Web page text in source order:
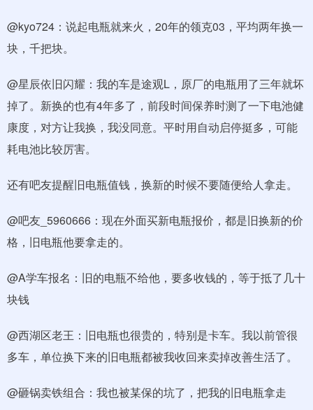
@kyo724：说起电瓶就来火，20年的领克03，平均两年换一
块，千把块。
@星辰依旧闪耀：我的车是途观L，原厂的电瓶用了三年就坏
掉了。新换的也有4年多了，前段时间保养时测了一下电池健
康度，对方让我换，我没同意。平时用自动启停挺多，可能
耗电池比较厉害。
还有吧友提醒旧电瓶值钱，换新的时候不要随便给人拿走。
@吧友_5960666：现在外面买新电瓶报价，都是旧换新的价
格，旧电瓶他要拿走的。
@A学车报名：旧的电瓶不给他，要多收钱的，等于抵了几十
块钱
@西湖区老王：旧电瓶也很贵的，特别是卡车。我以前管很
多车，单位换下来的旧电瓶都被我收回来卖掉改善生活了。
@砸锅卖铁组合：我也被某保的坑了，把我的旧电瓶拿走